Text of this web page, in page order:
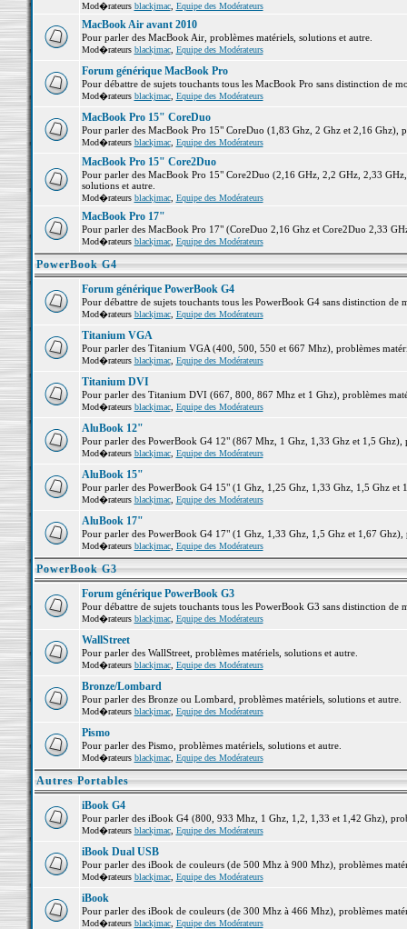
Mod�rateurs blackjmac, Equipe des Modérateurs
MacBook Air avant 2010
Pour parler des MacBook Air, problèmes matériels, solutions et autre.
Mod�rateurs blackjmac, Equipe des Modérateurs
Forum générique MacBook Pro
Pour débattre de sujets touchants tous les MacBook Pro sans distinction de
Mod�rateurs blackjmac, Equipe des Modérateurs
MacBook Pro 15" CoreDuo
Pour parler des MacBook Pro 15" CoreDuo (1,83 Ghz, 2 Ghz et 2,16 Ghz),
Mod�rateurs blackjmac, Equipe des Modérateurs
MacBook Pro 15" Core2Duo
Pour parler des MacBook Pro 15" Core2Duo (2,16 GHz, 2,2 GHz, 2,33
solutions et autre.
Mod�rateurs blackjmac, Equipe des Modérateurs
MacBook Pro 17"
Pour parler des MacBook Pro 17" (CoreDuo 2,16 Ghz et Core2Duo 2,33
Mod�rateurs blackjmac, Equipe des Modérateurs
PowerBook G4
Forum générique PowerBook G4
Pour débattre de sujets touchants tous les PowerBook G4 sans distinction de
Mod�rateurs blackjmac, Equipe des Modérateurs
Titanium VGA
Pour parler des Titanium VGA (400, 500, 550 et 667 Mhz), problèmes
Mod�rateurs blackjmac, Equipe des Modérateurs
Titanium DVI
Pour parler des Titanium DVI (667, 800, 867 Mhz et 1 Ghz), problèmes
Mod�rateurs blackjmac, Equipe des Modérateurs
AluBook 12"
Pour parler des PowerBook G4 12" (867 Mhz, 1 Ghz, 1,33 Ghz et 1,5 Ghz),
Mod�rateurs blackjmac, Equipe des Modérateurs
AluBook 15"
Pour parler des PowerBook G4 15" (1 Ghz, 1,25 Ghz, 1,33 Ghz, 1,5 Ghz et
Mod�rateurs blackjmac, Equipe des Modérateurs
AluBook 17"
Pour parler des PowerBook G4 17" (1 Ghz, 1,33 Ghz, 1,5 Ghz et 1,67 Ghz),
Mod�rateurs blackjmac, Equipe des Modérateurs
PowerBook G3
Forum générique PowerBook G3
Pour débattre de sujets touchants tous les PowerBook G3 sans distinction de
Mod�rateurs blackjmac, Equipe des Modérateurs
WallStreet
Pour parler des WallStreet, problèmes matériels, solutions et autre.
Mod�rateurs blackjmac, Equipe des Modérateurs
Bronze/Lombard
Pour parler des Bronze ou Lombard, problèmes matériels, solutions et autre.
Mod�rateurs blackjmac, Equipe des Modérateurs
Pismo
Pour parler des Pismo, problèmes matériels, solutions et autre.
Mod�rateurs blackjmac, Equipe des Modérateurs
Autres Portables
iBook G4
Pour parler des iBook G4 (800, 933 Mhz, 1 Ghz, 1,2, 1,33 et 1,42 Ghz),
Mod�rateurs blackjmac, Equipe des Modérateurs
iBook Dual USB
Pour parler des iBook de couleurs (de 500 Mhz à 900 Mhz), problèmes
Mod�rateurs blackjmac, Equipe des Modérateurs
iBook
Pour parler des iBook de couleurs (de 300 Mhz à 466 Mhz), problèmes
Mod�rateurs blackjmac, Equipe des Modérateurs